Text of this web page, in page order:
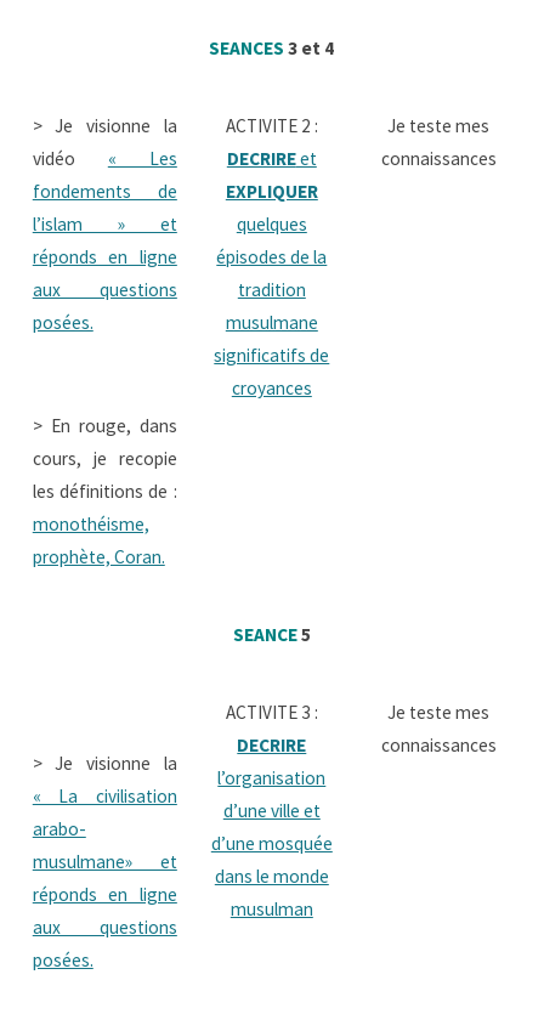
SEANCES 3 et 4
> Je visionne la
vidéo « Les
fondements de
l’islam » et
réponds en ligne
aux questions
posées.
> En rouge, dans
cours, je recopie
les définitions de :
monothéisme,
prophète, Coran.
ACTIVITE 2 :
DECRIREet
EXPLIQUER
quelques
épisodes de la
tradition
musulmane
significatifs de
croyances
Je teste mes
connaissances
SEANCE5
> Je visionne la
« La civilisation
arabo-
musulmane» et
réponds en ligne
aux questions
posées.
ACTIVITE 3 :
DECRIRE
l’organisation
d’une ville et
d’une mosquée
dans le monde
musulman
Je teste mes
connaissances